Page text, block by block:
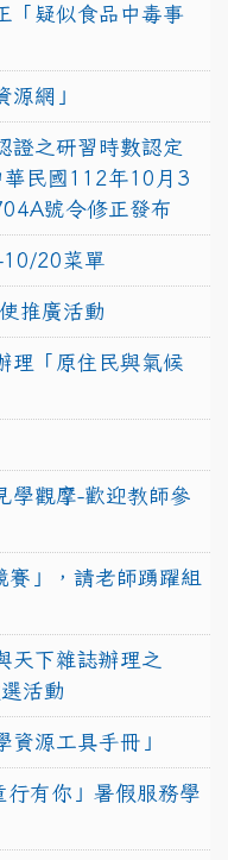
「疑似食品中毒事
源網」
證之研習時數認定
華民國112年10月3
號令修正發布
20菜單
推廣活動
理「原住民與氣候
學觀摩-歡迎教師參
賽」，請老師踴躍組
天下雜誌辦理之
活動
源工具手冊」
行有你」暑假服務學